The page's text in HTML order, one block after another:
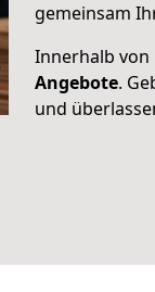
gemeinsam
Innerhalb von
Angebote.
und